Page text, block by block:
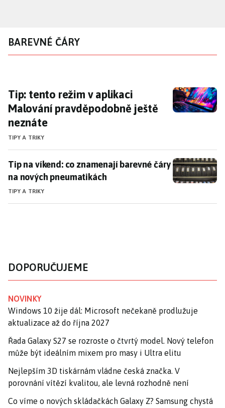
obsahu
BAREVNÉ ČÁRY
Tip: tento režim v aplikaci Malování
Tip: tento režim v aplikaci
Malování pravděpodobně ještě
neznáte
TIPY A TRIKY
Tip na víkend: co znamenají barevné čáry na nových
Tip na víkend: co znamenají barevné čáry
na nových pneumatikách
TIPY A TRIKY
DOPORUČUJEME
NOVINKY
Windows 10 žije dál: Microsoft nečekaně prodlužuje
aktualizace až do října 2027
Řada Galaxy S27 se rozroste o čtvrtý model. Nový telefon
může být ideálním mixem pro masy i Ultra elitu
Nejlepším 3D tiskárnám vládne česká značka. V
porovnání vítězí kvalitou, ale levná rozhodně není
Co víme o nových skládačkách Galaxy Z? Samsung chystá